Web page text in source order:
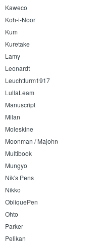
Kaweco
Koh-i-Noor
Kum
Kuretake
Lamy
Leonardt
Leuchtturm1917
LullaLeam
Manuscript
Milan
Moleskine
Moonman / Majohn
Multibook
Mungyo
Nik's Pens
Nikko
ObliquePen
Ohto
Parker
Pelikan